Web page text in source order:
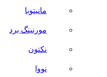
مانیتوبا
مورنینگ برد
نکتون
نووا